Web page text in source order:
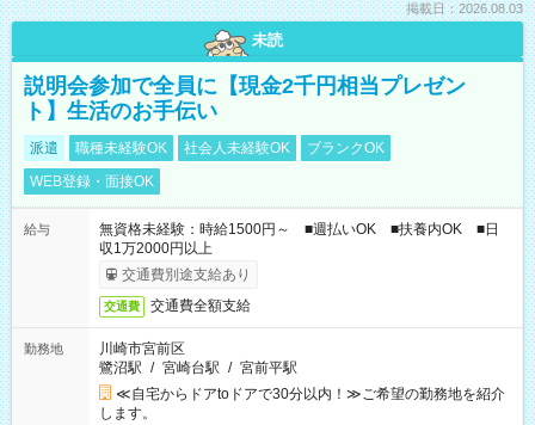
掲載日：2026.08.03
未読
説明会参加で全員に【現金2千円相当プレゼン
ト】生活のお手伝い
派遣 職種未経験OK 社会人未経験OK
ブランクOK
WEB登録・面接OK
給与
無資格未経験：時給1500円～ ■週払いOK ■扶養内OK ■日
収1万2000円以上
交通費別途支給あり
交通費 交通費全額支給
勤務地
川崎市宮前区
鷺沼駅 / 宮崎台駅 / 宮前平駅
≪自宅からドアtoドアで30分以内！≫ご希望の勤務地を紹介
します。